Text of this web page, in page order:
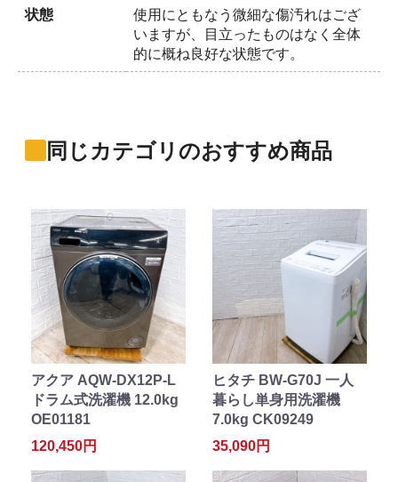
状態
使用にともなう微細な傷汚れはござ
いますが、目立ったものはなく全体
的に概ね良好な状態です。
同じカテゴリのおすすめ商品
アクア AQW-DX12P-L
ドラム式洗濯機 12.0kg
OE01181
120,450円
ヒタチ BW-G70J 一人
暮らし単身用洗濯機
7.0kg CK09249
35,090円